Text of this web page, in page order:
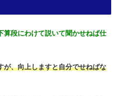
算段にわけて説いて聞かせねば仕
が、向上しますと自分でせねばな